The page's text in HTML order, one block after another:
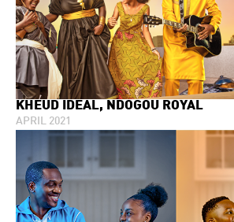
KHEUD IDEAL, NDOGOU ROYAL
APRIL 2021